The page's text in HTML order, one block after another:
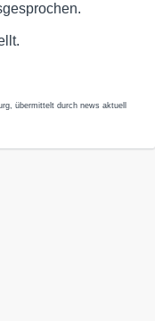
übermittelt durch news aktuell